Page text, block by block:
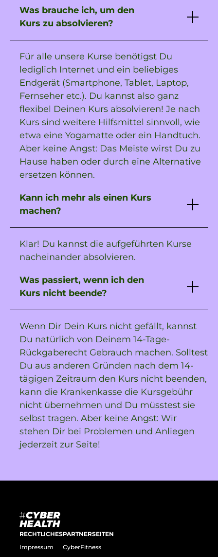
Was brauche ich, um den
Kurs zu absolvieren?
Für alle unsere Kurse benötigst Du
lediglich Internet und ein beliebiges
Endgerät (Smartphone, Tablet, Laptop,
Fernseher etc.). Du kannst also ganz
flexibel Deinen Kurs absolvieren! Je nach
Kurs sind weitere Hilfsmittel sinnvoll, wie
etwa eine Yogamatte oder ein Handtuch.
Aber keine Angst: Das Meiste wirst Du zu
Hause haben oder durch eine Alternative
ersetzen können.
Kann ich mehr als einen Kurs
machen?
Klar! Du kannst die aufgeführten Kurse
nacheinander absolvieren.
Was passiert, wenn ich den
Kurs nicht beende?
Wenn Dir Dein Kurs nicht gefällt, kannst
Du natürlich von Deinem 14-Tage-
Rückgaberecht Gebrauch machen. Solltest
Du aus anderen Gründen nach dem 14-
tägigen Zeitraum den Kurs nicht beenden,
kann die Krankenkasse die Kursgebühr
nicht übernehmen und Du müsstest sie
selbst tragen. Aber keine Angst: Wir
stehen Dir bei Problemen und Anliegen
jederzeit zur Seite!
RECHTLICHES
Impressum
PARTNERSEITEN
CyberFitness